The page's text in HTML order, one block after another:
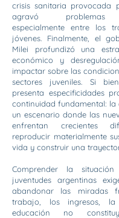
crisis sanitaria provocada
agravó problemas
especialmente entre los
jóvenes. Finalmente, el
Milei profundizó una
económico y
impactar sobre las
sectores juveniles. Si
presenta especificidades
continuidad fundamental: la
un escenario donde las
enfrentan crecientes
reproducir materialmente
vida y construir una
Comprender la
juventudes argentinas
abandonar las miradas
trabajo, los ingresos,
educación no